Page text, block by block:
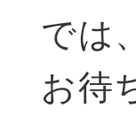
では
お待